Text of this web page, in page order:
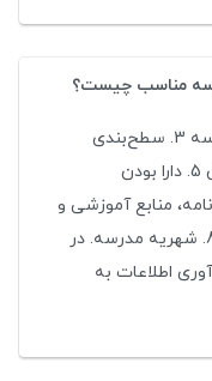
مناسب چیست؟
1. مسافت مدرسه 2. کادر آموزشی مدرسه 3. سطح‌بندی
مدرسه 4. مساحت و تعداد دانش‌آموزان 5. دارا بودن
و کارگاه 6. فوق برنامه، منابع آموزشی و
اردو 7. خروجی و موفقیت‌های مدرسه 8. شهریه مدرسه. در
اطلاعات به